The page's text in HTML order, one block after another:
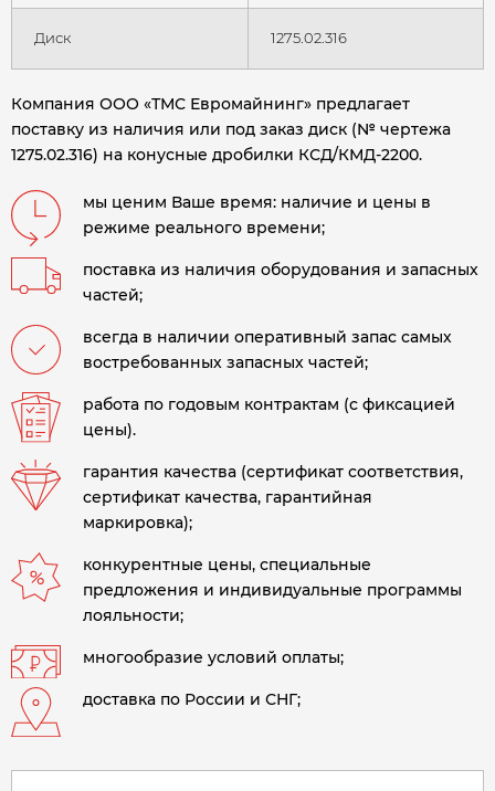
Диск 1275.02.316
Компания ООО «ТМС Евромайнинг» предлагает
поставку из наличия или под заказ диск (№ чертежа
1275.02.316) на конусные дробилки КСД/КМД-2200.
мы ценим Ваше время: наличие и цены в
режиме реального времени;
поставка из наличия оборудования и запасных
частей;
всегда в наличии оперативный запас самых
востребованных запасных частей;
работа по годовым контрактам (с фиксацией
цены).
гарантия качества (сертификат соответствия,
сертификат качества, гарантийная
маркировка);
конкурентные цены, специальные
предложения и индивидуальные программы
лояльности;
многообразие условий оплаты;
доставка по России и СНГ;